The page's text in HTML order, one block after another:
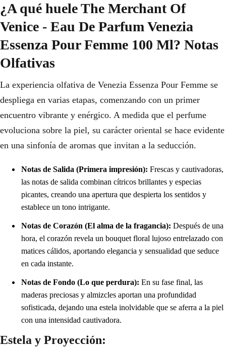
¿A qué huele The Merchant Of
Venice - Eau De Parfum Venezia
Essenza Pour Femme 100 Ml? Notas
Olfativas
La experiencia olfativa de Venezia Essenza Pour Femme se
despliega en varias etapas, comenzando con un primer
encuentro vibrante y enérgico. A medida que el perfume
evoluciona sobre la piel, su carácter oriental se hace evidente
en una sinfonía de aromas que invitan a la seducción.
Notas de Salida (Primera impresión): Frescas y cautivadoras,
las notas de salida combinan cítricos brillantes y especias
picantes, creando una apertura que despierta los sentidos y
establece un tono intrigante.
Notas de Corazón (El alma de la fragancia): Después de una
hora, el corazón revela un bouquet floral lujoso entrelazado con
matices cálidos, aportando elegancia y sensualidad que seduce
en cada instante.
Notas de Fondo (Lo que perdura): En su fase final, las
maderas preciosas y almizcles aportan una profundidad
sofisticada, dejando una estela inolvidable que se aferra a la piel
con una intensidad cautivadora.
Estela y Proyección: